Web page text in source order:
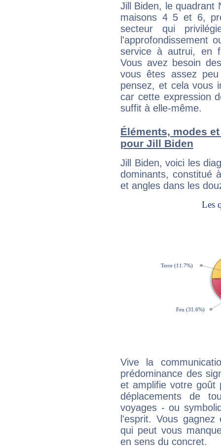
Jill Biden, le quadrant
maisons 4 5 et 6,
secteur qui
l'approfondissement
service à autrui, en
Vous avez besoin
vous êtes assez
pensez, et cela vous
car cette expression
suffit à elle-même.
Éléments, modes
pour Jill Biden
Jill Biden, voici les
dominants, constitué
et angles dans les
Vive la
prédominance des
et amplifie votre goût
déplacements de
voyages - ou
l'esprit. Vous
qui peut vous
en sens du concret.